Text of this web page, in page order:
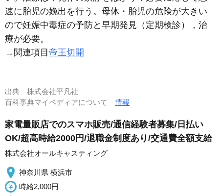
速に胎児の娩出を行う。母体・胎児の危険が大きい
ので妊娠中毒症の予防と早期発見（定期検診），治
療が必要。
→関連項目 帝王切開
出典 株式会社平凡社
百科事典マイペディアについて情報
家電量販店でのスマホ販売/通信経験者募集/日払い
OK/超高時給2000円/退職金制度あり/交通費全額支給
株式会社オールキャスティング
神奈川県 横浜市
時給2,000円